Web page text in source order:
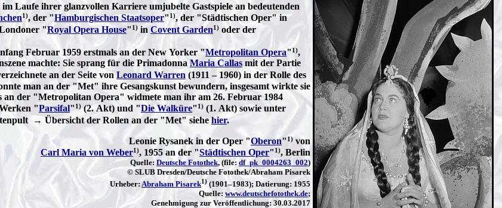
Laufe ihrer glanzvollen Karriere umjubelte Gastspiele an bedeutenden
1), der "Hamburgischen Staatsoper"1), der "Städtischen Oper" in
"Royal Opera House" 1) in Covent Garden1) oder der
Februar 1959 erstmals an der New Yorker "Metropolitan Opera" 1),
machte: Sie sprang für die Primadonna Maria Callas mit der Partie
an der Seite vonLeonard Warren (1911 – 1960) in der Rolle des
man an der "Met" ihre Gesangskunst bewundern, insgesamt wirkte sie
der "Metropolitan Opera" widmete man ihr am 26. Februar 1984
"Parsifal" 1)(2. Akt) und "Die Walküre" 1) (1. Akt) sowie unter
→ Übersicht der Rollen an der "Met" siehe hier.
Leonie Rysanek in der Oper "Oberon" 1) von
Carl Maria von Weber1), 1955 an der "Städtischen Oper" 1), Berlin
Quelle: Deutsche Fotothek, (file: df_pk_0004263_002)
© SLUB Dresden/Deutsche Fotothek/Abraham Pisarek
Urheber:Abraham Pisarek1)(1901–1983); Datierung: 1955
Quelle: www.deutschefotothek.de;
Genehmigung zur Veröffentlichung: 30.03.2017